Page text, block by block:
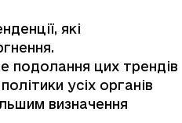
які
подолання цих трендів
усіх органів
визначення